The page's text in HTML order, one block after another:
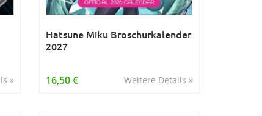
»
Hatsune Miku Broschurkalender
2027
Weitere Details »
16,50 €